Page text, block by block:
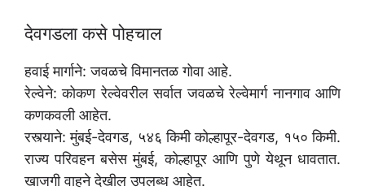
देवगडला कसे पोहचाल
हवाई मार्गाने: जवळचे विमानतळ गोवा आहे.
रेल्वेने: कोकण रेल्वेवरील सर्वात जवळचे रेल्वेमार्ग नानगाव आणि
कणकवली आहेत.
रस्त्याने: मुंबई-देवगड, ५४६ किमी कोल्हापूर-देवगड, १५० किमी.
राज्य परिवहन बसेस मुंबई, कोल्हापूर आणि पुणे येथून धावतात.
खाजगी वाहने देखील उपलब्ध आहेत.